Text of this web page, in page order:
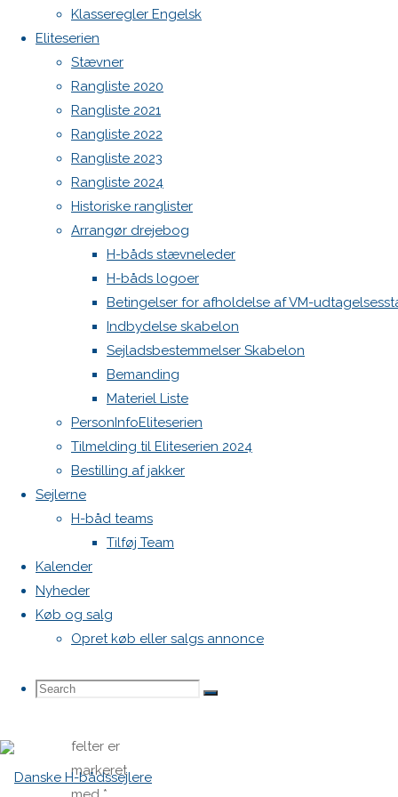
Klasseregler Engelsk
Eliteserien
Stævner
Rangliste 2020
Rangliste 2021
Rangliste 2022
Rangliste 2023
Rangliste 2024
Historiske ranglister
Arrangør drejebog
H-båds stævneleder
H-båds logoer
Betingelser for afholdelse af VM-
Indbydelse skabelon
Sejladsbestemmelser Skabelon
Bemanding
Materiel Liste
PersonInfoEliteserien
Tilmelding til Eliteserien 2024
Bestilling af jakker
Sejlerne
H-båd teams
Tilføj Team
Kalender
Nyheder
Køb og salg
Opret køb eller salgs annonce
Search
Search
Search
Previous
image
Next
image
Skriv
et
svar
Din e-
mailadresse
vil ikke
publiceret.
felter er
markeret
WordPress.org